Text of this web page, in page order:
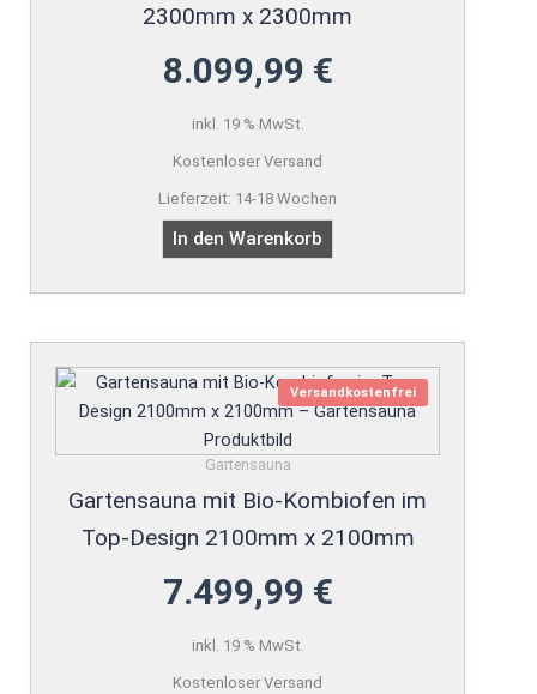
2300mm x 2300mm
8.099,99 €
inkl. 19 % MwSt.
Kostenloser Versand
Lieferzeit: 14-18 Wochen
In den Warenkorb
Versandkostenfrei
Gartensauna
Gartensauna mit Bio-Kombiofen im
Top-Design 2100mm x 2100mm
7.499,99 €
inkl. 19 % MwSt.
Kostenloser Versand